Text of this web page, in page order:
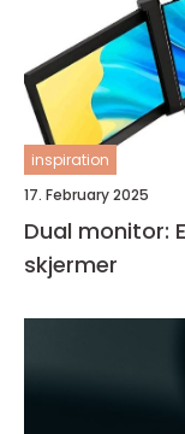
inspiration
17. February 2025
Dual monitor:
skjermer